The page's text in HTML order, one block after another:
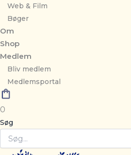
Web & Film
Bøger
Om
Shop
Medlem
Bliv medlem
Medlemsportal
0
Søg